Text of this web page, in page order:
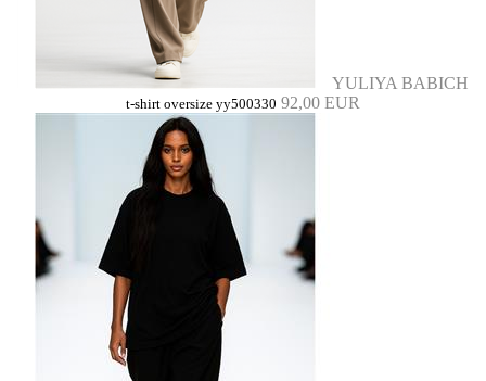
YULIYA BABICH
t-shirt oversize yy500330 92,00 EUR